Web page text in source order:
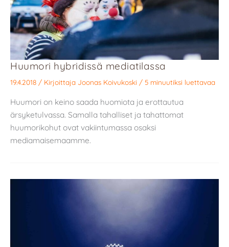
Huumori hybridissä mediatilassa
19.4.2018 / Kirjoittaja Joonas Koivukoski / 5 minuutiksi luettavaa
Huumori on keino saada huomiota ja erottautua
ärsyketulvassa. Samalla tahalliset ja tahattomat
huumorikohut ovat vakiintumassa osaksi
mediamaisemaamme.